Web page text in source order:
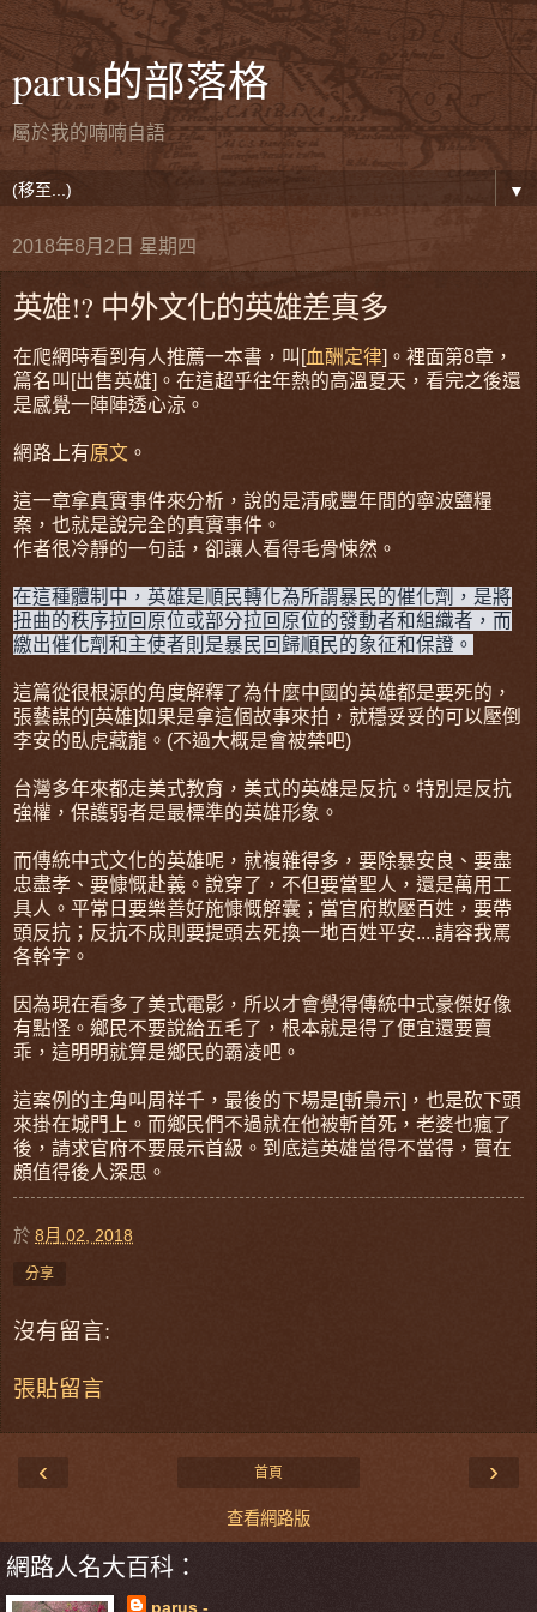
parus的部落格
屬於我的喃喃自語
▼
2018年8月2日 星期四
英雄!? 中外文化的英雄差真多
在爬網時看到有人推薦一本書，叫[血酬定律]。裡面第8章，
篇名叫[出售英雄]。在這超乎往年熱的高溫夏天，看完之後還
是感覺一陣陣透心涼。
網路上有原文 。
這一章拿真實事件來分析，說的是清咸豐年間的寧波鹽糧
案，也就是說完全的真實事件。
作者很冷靜的一句話，卻讓人看得毛骨悚然。
在這種體制中，英雄是順民轉化為所謂暴民的催化劑，是將
扭曲的秩序拉回原位或部分拉回原位的發動者和組織者，而
繳出催化劑和主使者則是暴民回歸順民的象征和保證。
這篇從很根源的角度解釋了為什麼中國的英雄都是要死的，
張藝謀的[英雄]如果是拿這個故事來拍，就穩妥妥的可以壓倒
李安的臥虎藏龍。(不過大概是會被禁吧)
台灣多年來都走美式教育，美式的英雄是反抗。特別是反抗
強權，保護弱者是最標準的英雄形象。
而傳統中式文化的英雄呢，就複雜得多，要除暴安良、要盡
忠盡孝、要慷慨赴義。說穿了，不但要當聖人，還是萬用工
具人。平常日要樂善好施慷慨解囊；當官府欺壓百姓，要帶
頭反抗；反抗不成則要提頭去死換一地百姓平安....請容我罵
各幹字。
因為現在看多了美式電影，所以才會覺得傳統中式豪傑好像
有點怪。鄉民不要說給五毛了，根本就是得了便宜還要賣
乖，這明明就算是鄉民的霸凌吧。
這案例的主角叫周祥千，最後的下場是[斬梟示]，也是砍下頭
來掛在城門上。而鄉民們不過就在他被斬首死，老婆也瘋了
後，請求官府不要展示首級。到底這英雄當得不當得，實在
頗值得後人深思。
於 8月 02, 2018
分享
沒有留言:
張貼留言
‹ ›
首頁
查看網路版
網路人名大百科：
parus -